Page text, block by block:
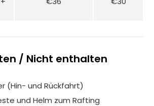
/ Nicht enthalten
(Hin- und Rückfahrt)
und Helm zum Rafting